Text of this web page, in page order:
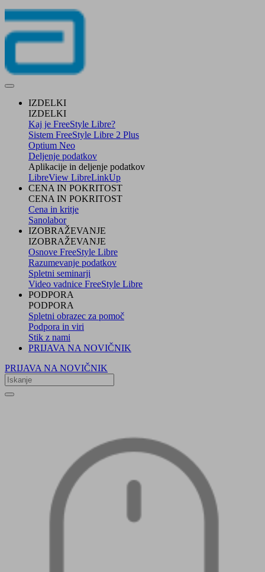
IZDELKI
IZDELKI
Kaj je FreeStyle Libre?
Sistem FreeStyle Libre 2 Plus
Optium Neo
Deljenje podatkov
Aplikacije in deljenje podatkov
LibreView LibreLinkUp
CENA IN POKRITOST
CENA IN POKRITOST
Cena in kritje
Sanolabor
IZOBRAŽEVANJE
IZOBRAŽEVANJE
Osnove FreeStyle Libre
Razumevanje podatkov
Spletni seminarji
Video vadnice FreeStyle Libre
PODPORA
PODPORA
Spletni obrazec za pomoč
Podpora in viri
Stik z nami
PRIJAVA NA NOVIČNIK
PRIJAVA NA NOVIČNIK